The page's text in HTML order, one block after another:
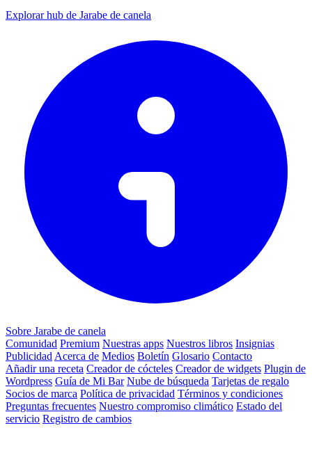
Explorar hub de Jarabe de canela
Sobre Jarabe de canela
Comunidad Premium Nuestras apps Nuestros libros Insignias
Publicidad Acerca de Medios Boletín Glosario Contacto
Añadir una receta Creador de cócteles Creador de widgets Plugin de
Wordpress Guía de Mi Bar Nube de búsqueda Tarjetas de regalo
Socios de marca Política de privacidad Términos y condiciones
Preguntas frecuentes Nuestro compromiso climático Estado del
servicio Registro de cambios